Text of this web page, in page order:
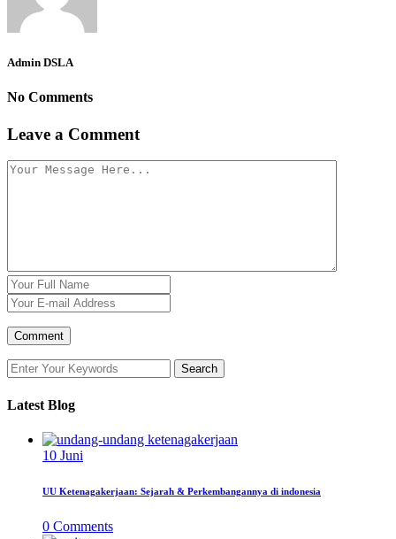
Admin DSLA
No Comments
Leave a Comment
Latest Blog
10 Juni
UU Ketenagakerjaan: Sejarah & Perkembangannya di indonesia
0 Comments